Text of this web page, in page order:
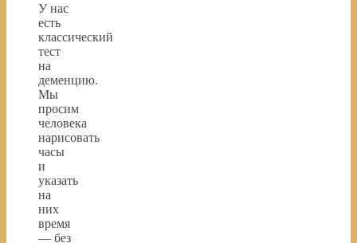
У нас
есть
классический
тест
на
деменцию.
Мы
просим
человека
нарисовать
часы
и
указать
на
них
время
— без